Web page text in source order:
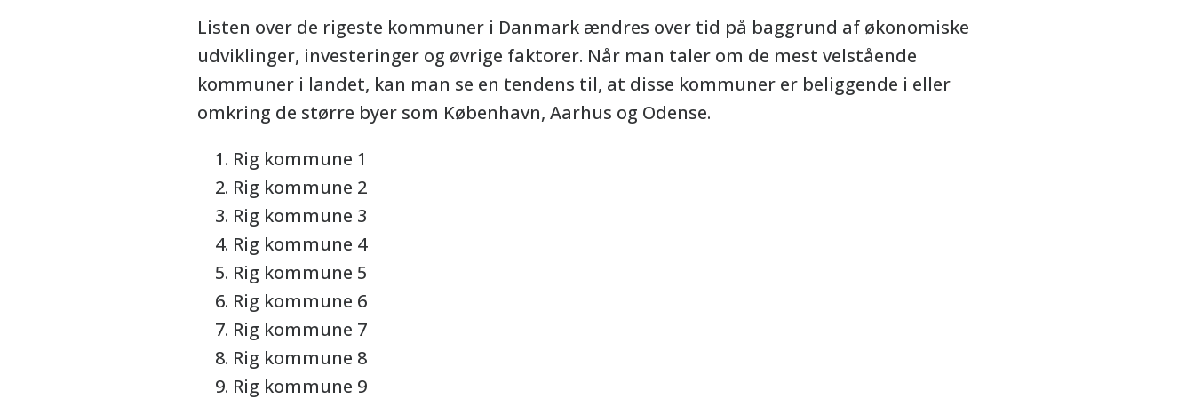
Listen over de rigeste kommuner i Danmark ændres over tid på baggrund af økonomiske
udviklinger, investeringer og øvrige faktorer. Når man taler om de mest velstående
kommuner i landet, kan man se en tendens til, at disse kommuner er beliggende i eller
omkring de større byer som København, Aarhus og Odense.
Rig kommune 1
Rig kommune 2
Rig kommune 3
Rig kommune 4
Rig kommune 5
Rig kommune 6
Rig kommune 7
Rig kommune 8
Rig kommune 9